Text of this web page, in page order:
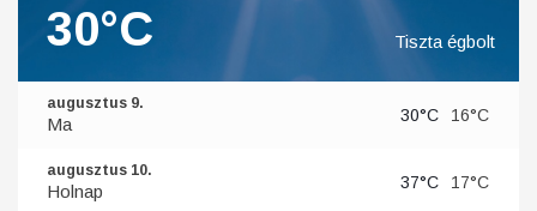
30°C Tiszta égbolt
augusztus 9.
Ma 30°C 16°C
augusztus 10.
Holnap 37°C 17°C